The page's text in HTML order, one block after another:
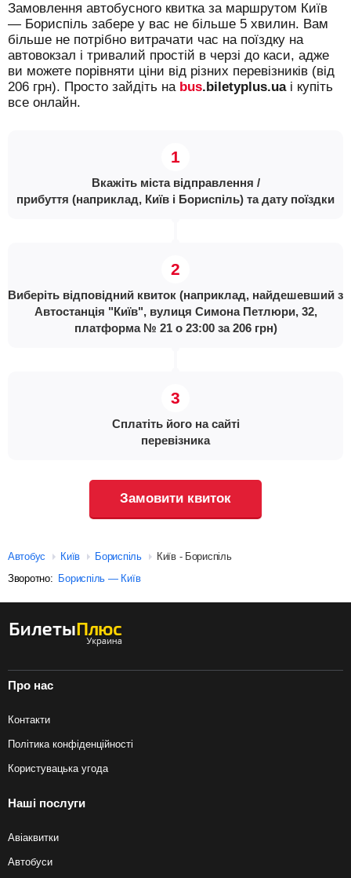
Замовлення автобусного квитка за маршрутом Київ
— Бориспіль забере у вас не більше 5 хвилин. Вам
більше не потрібно витрачати час на поїздку на
автовокзал і тривалий простій в черзі до каси, адже
ви можете порівняти ціни від різних перевізників (від
206 грн). Просто зайдіть на bus.biletyplus.uaі купіть
все онлайн.
Вкажіть міста відправлення /
прибуття (наприклад, Київ і Бориспіль) та дату поїздки
Виберіть відповідний квиток (наприклад, найдешевший з
Автостанція "Київ", вулиця Симона Петлюри, 32,
платформа № 21 о 23:00 за 206 грн)
Сплатіть його на сайті
перевізника
Замовити квиток
Автобус Київ Бориспіль
Київ - Бориспіль
Зворотно: Бориспіль — Київ
Про нас
Контакти
Політика конфіденційності
Користувацька угода
Наші послуги
Авіаквитки
Автобуси